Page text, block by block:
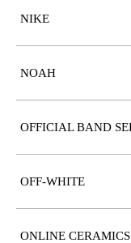
NIKE
NOAH
OFFICIAL BAND
OFF-WHITE
ONLINE CERAMICS